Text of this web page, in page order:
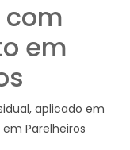
com
em
aplicado em
Parelheiros